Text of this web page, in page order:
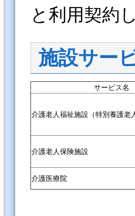
と利用契約
施設サー
サービス名
介護老人福祉施設（特別養護老
介護老人保険施設
介護医療院